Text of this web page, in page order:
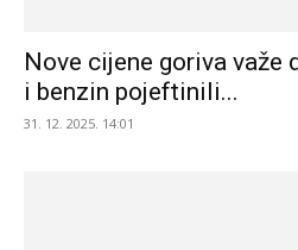
Nove cijene goriva važe
i benzin pojeftinili...
31. 12. 2025. 14:01